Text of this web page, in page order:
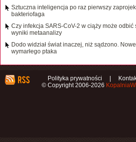
Sztuczna inteligencja po raz pierwszy
bakteriofaga
Czy infekcja SARS-CoV-2 w ciąży może
wyniki metaanalizy
Dodo widział świat inaczej, niż sądzono.
wymarłego ptaka
Polityka prywatności
© Copyright 2006-2026